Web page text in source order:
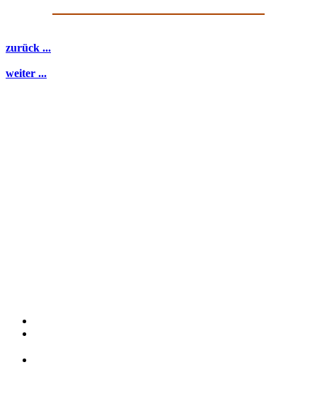
zurück ...
weiter ...